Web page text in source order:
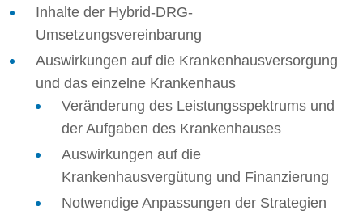
Inhalte der Hybrid-DRG-
Umsetzungsvereinbarung
Auswirkungen auf die Krankenhausversorgung
und das einzelne Krankenhaus
Veränderung des Leistungsspektrums und
der Aufgaben des Krankenhauses
Auswirkungen auf die
Krankenhausvergütung und Finanzierung
Notwendige Anpassungen der Strategien